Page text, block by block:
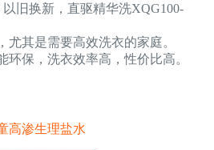
旧换新，直驱精华洗XQG100-
其是需要高效洗衣的家庭。
保，洗衣效率高，性价比高。
高渗生理盐水